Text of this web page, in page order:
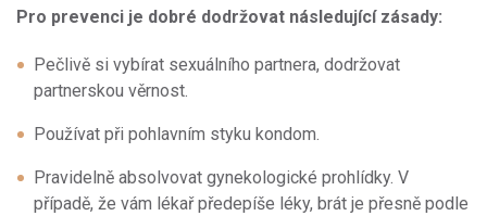
Pro prevenci je dobré dodržovat následující zásady:
Pečlivě si vybírat sexuálního partnera, dodržovat
partnerskou věrnost.
Používat při pohlavním styku kondom.
Pravidelně absolvovat gynekologické prohlídky. V
případě, že vám lékař předepíše léky, brát je přesně podle